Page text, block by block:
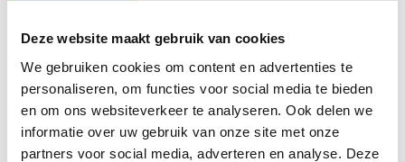
Deze website maakt gebruik van cookies
We gebruiken cookies om content en advertenties te
personaliseren, om functies voor social media te bieden
en om ons websiteverkeer te analyseren. Ook delen we
informatie over uw gebruik van onze site met onze
partners voor social media, adverteren en analyse. Deze
Pieter Fiers is een ervaren onderzoeker gespecialiseerd in
biomechanica en de preventie van loopblessures. Na zijn
afstuderen aan de Universiteit Gent in 2008 met een
master in de lichamelijke opvoeding, voltooide hij zijn
doctoraat in de biomechanica van menselijke locomotie
aan de Universiteit Antwerpen en Gent in 2013.